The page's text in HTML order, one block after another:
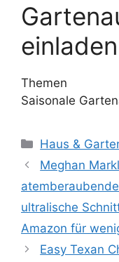
einladen
Themen
Saisonale
Kategorien
Haus &
Meghan
ultralische
Amazon für
Easy Texan